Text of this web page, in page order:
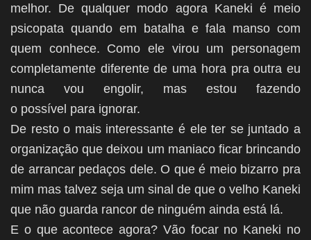
melhor. De qualquer modo agora Kaneki é meio
psicopata quando em batalha e fala manso com
quem conhece. Como ele virou um personagem
completamente diferente de uma hora pra outra eu
nunca vou engolir, mas estou fazendo
o possível para ignorar.
De resto o mais interessante é ele ter se juntado a
organização que deixou um maniaco ficar brincando
de arrancar pedaços dele. O que é meio bizarro pra
mim mas talvez seja um sinal de que o velho Kaneki
que não guarda rancor de ninguém ainda está lá.
E o que acontece agora? Vão focar no Kaneki no